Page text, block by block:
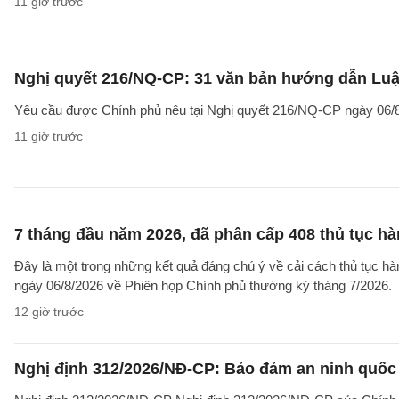
Nghị quyết 216/NQ-CP: 31 văn bản hướng dẫn
Yêu cầu được Chính phủ nêu tại Nghị quyết 216/NQ-CP ngày
11 giờ trước
7 tháng đầu năm 2026, đã phân cấp 408 thủ tục
Đây là một trong những kết quả đáng chú ý về cải cách thủ tục
ngày 06/8/2026 về Phiên họp Chính phủ thường kỳ tháng 7/2026.
12 giờ trước
Nghị định 312/2026/NĐ-CP: Bảo đảm an ninh